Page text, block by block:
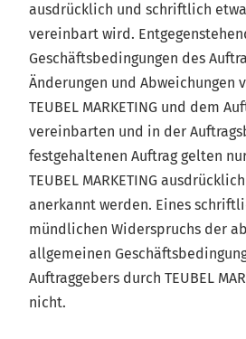
ausdrücklich und schriftlich
vereinbart wird.
Geschäftsbedingungen des
Änderungen und Abweichungen
TEUBEL MARKETING und dem
vereinbarten und in der
festgehaltenen Auftrag gelten
TEUBEL MARKETING
anerkannt werden. Eines
mündlichen Widerspruchs der
allgemeinen
Auftraggebers durch TEUBEL
nicht.